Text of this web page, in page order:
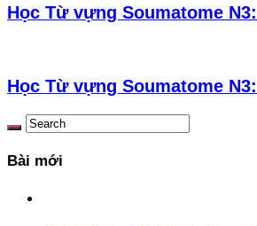
Học Từ vựng Soumatome
Học Từ vựng Soumatome
Bài mới